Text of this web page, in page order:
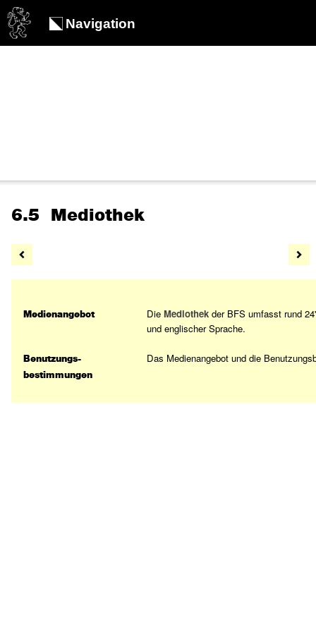
Navigation
6.5 Mediothek
Medienangebot Die Mediothekder BFS umfasst rund
und englischer Sprache.
Benutzungs-
bestimmungen
Das Medienangebot und die